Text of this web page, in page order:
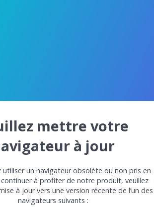
mettre votre
à jour
utiliser un navigateur obsolète ou non pris en
continuer à profiter de notre produit, veuillez
à jour vers une version récente de l’un des
navigateurs suivants :